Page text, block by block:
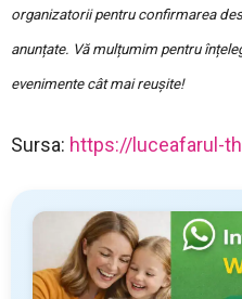
organizatorii pentru confirmarea
anunțate. Vă mulțumim pentru
evenimente cât mai reușite!
Sursa: https://luceafarul-